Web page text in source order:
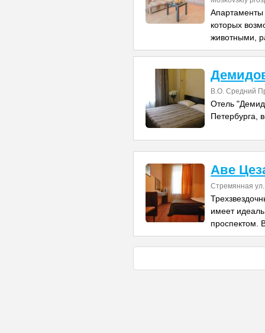
Апартаменты
которых
животными,
В.О. Средний
Отель
Петербурга,
Аве
Стремянная
имеет
проспектом.